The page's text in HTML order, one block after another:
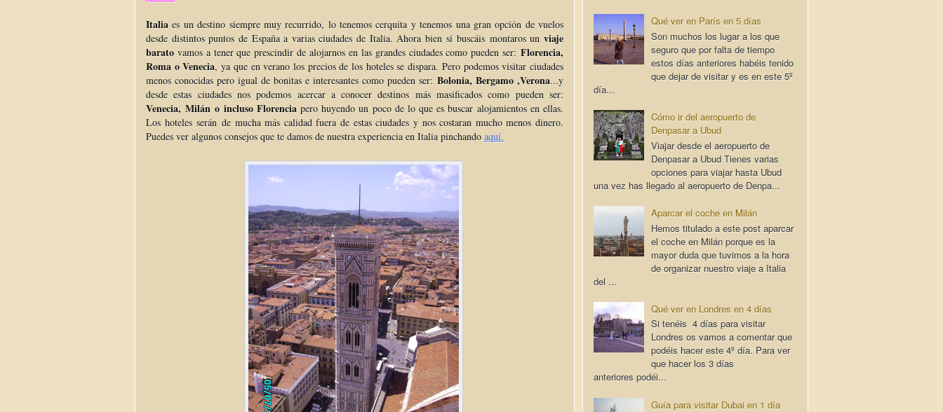
Italia es un destino siempre muy recurrido, lo tenemos cerquita y tenemos una gran opción de vuelos
desde distintos puntos de España a varias ciudades de Italia. Ahora bien si buscáis montaros un viaje
barato vamos a tener que prescindir de alojarnos en las grandes ciudades como pueden ser: Florencia,
Roma o Venecia, ya que en verano los precios de los hoteles se dispara. Pero podemos visitar ciudades
menos conocidas pero igual de bonitas e interesantes como pueden ser: Bolonia, Bergamo ,Verona...y
desde estas ciudades nos podemos acercar a conocer destinos más masificados como pueden ser:
Venecia, Milán o incluso Florencia pero huyendo un poco de lo que es buscar alojamientos en ellas.
Los hoteles serán de mucha más calidad fuera de estas ciudades y nos costaran mucho menos dinero.
Puedes ver algunos consejos que te damos de nuestra experiencia en Italia pinchando aquí.
Qué ver en París en 5 días
Son muchos los lugar a los que
seguro que por falta de tiempo
estos días anteriores habéis tenido
que dejar de visitar y es en este 5º
día...
Cómo ir del aeropuerto de
Denpasar a Ubud
Viajar desde el aeropuerto de
Denpasar a Ubud Tienes varias
opciones para viajar hasta Ubud
una vez has llegado al aeropuerto de Denpa...
Aparcar el coche en Milán
Hemos titulado a este post aparcar
el coche en Milán porque es la
mayor duda que tuvimos a la hora
de organizar nuestro viaje a Italia
del ...
Qué ver en Londres en 4 días
Si tenéis 4 días para visitar
Londres os vamos a comentar que
podéis hacer este 4º día. Para ver
que hacer los 3 días
anteriores podéi...
Guía para visitar Dubai en 1 día